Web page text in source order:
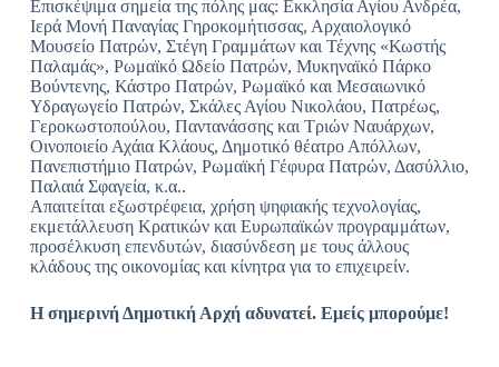
Επισκέψιμα σημεία της πόλης μας: Εκκλησία Αγίου Ανδρέα,
Ιερά Μονή Παναγίας Γηροκομήτισσας, Αρχαιολογικό
Μουσείο Πατρών, Στέγη Γραμμάτων και Τέχνης «Κωστής
Παλαμάς», Ρωμαϊκό Ωδείο Πατρών, Μυκηναϊκό Πάρκο
Βούντενης, Κάστρο Πατρών, Ρωμαϊκό και Μεσαιωνικό
Υδραγωγείο Πατρών, Σκάλες Αγίου Νικολάου, Πατρέως,
Γεροκωστοπούλου, Παντανάσσης και Τριών Ναυάρχων,
Οινοποιείο Αχάια Κλάους, Δημοτικό θέατρο Απόλλων,
Πανεπιστήμιο Πατρών, Ρωμαϊκή Γέφυρα Πατρών, Δασύλλιο,
Παλαιά Σφαγεία, κ.α..
Απαιτείται εξωστρέφεια, χρήση ψηφιακής τεχνολογίας,
εκμετάλλευση Κρατικών και Ευρωπαϊκών προγραμμάτων,
προσέλκυση επενδυτών, διασύνδεση με τους άλλους
κλάδους της οικονομίας και κίνητρα για το επιχειρείν.
Η σημερινή Δημοτική Αρχή αδυνατεί. Εμείς μπορούμε!